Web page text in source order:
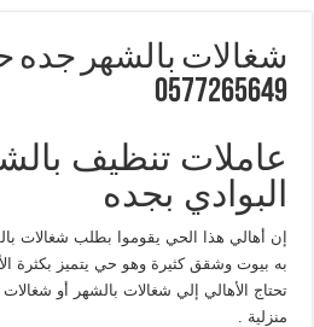
شغالات بالشهر
0577265649
عاملات تنظيف
البوادي بجده
إن أهالي هذا الحي يقوموا بطلب
به بيوت وشقق كثيرة وهو حي يتميز بكثرة
تحتاج الأهالي إلي شغالات بالشهر أو شغالات
منزلية .